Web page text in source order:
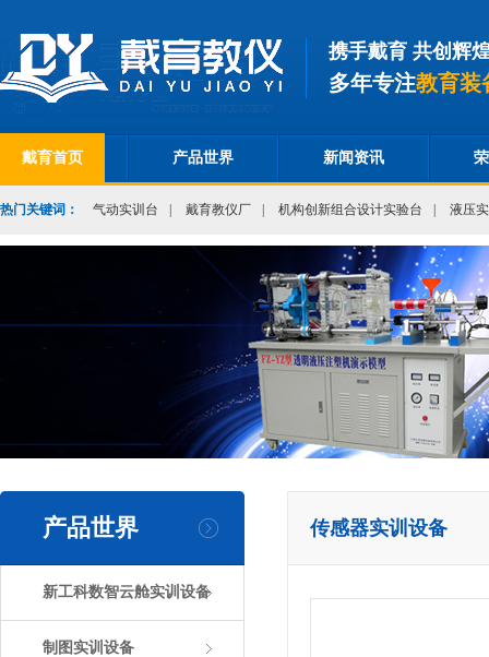
携手戴育 共创辉
多年专注教育装
戴育首页 产品世界 新闻资讯
热门关键词： 气动实训台 戴育教仪厂 机构创新组合设计实验台 液压
产品世界
新工科数智云舱实训设备
制图实训设备
传感器实训设备